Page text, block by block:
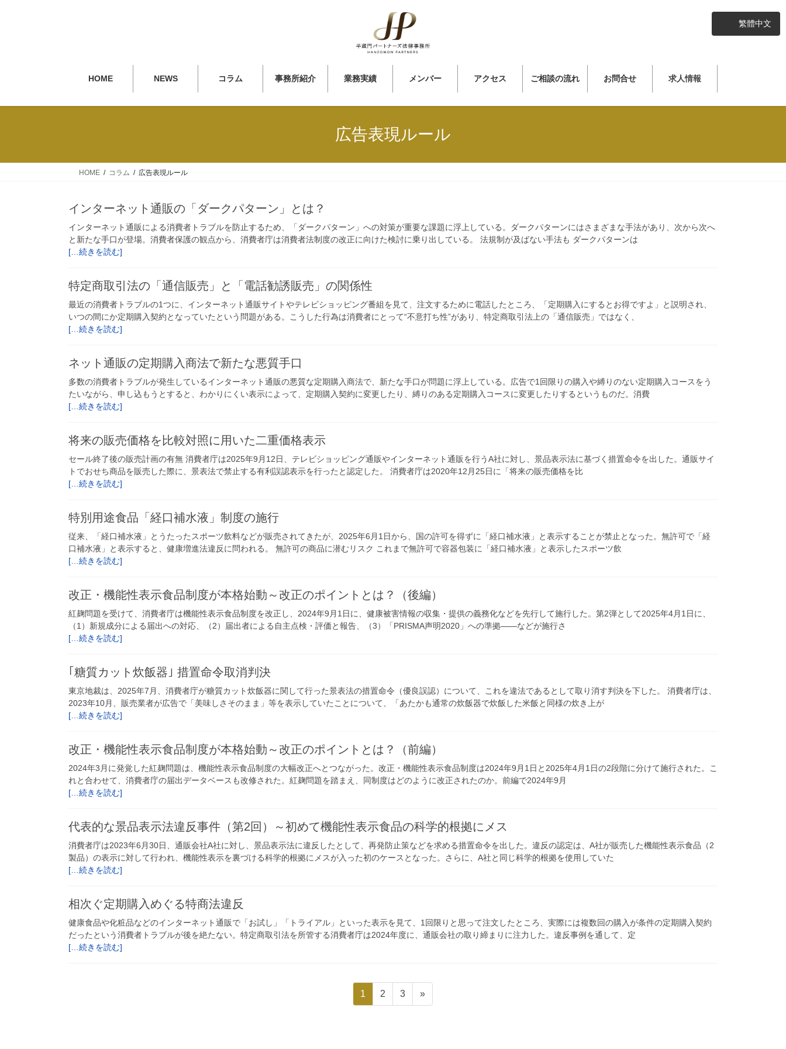
HOME NEWS コラム 事務所紹介 業務実績 メンバー アクセス ご相談の流れ お問合せ 求人情報
広告表現ルール
HOME コラム 広告表現ルール
インターネット通販の「ダークパターン」とは？
インターネット通販による消費者トラブルを防止するため、「ダークパターン」への対策が重要な課題に浮上している。ダークパターンにはさまざまな手法があり、次から次へ
と新たな手口が登場。消費者保護の観点から、消費者庁は消費者法制度の改正に向けた検討に乗り出している。 法規制が及ばない手法も ダークパターンは
[…続きを読む]
特定商取引法の「通信販売」と「電話勧誘販売」の関係性
最近の消費者トラブルの1つに、インターネット通販サイトやテレビショッピング番組を見て、注文するために電話したところ、「定期購入にするとお得ですよ」と説明され、
いつの間にか定期購入契約となっていたという問題がある。こうした行為は消費者にとって“不意打ち性”があり、特定商取引法上の「通信販売」ではなく、
[…続きを読む]
ネット通販の定期購入商法で新たな悪質手口
多数の消費者トラブルが発生しているインターネット通販の悪質な定期購入商法で、新たな手口が問題に浮上している。広告で1回限りの購入や縛りのない定期購入コースをう
たいながら、申し込もうとすると、わかりにくい表示によって、定期購入契約に変更したり、縛りのある定期購入コースに変更したりするというものだ。消費
[…続きを読む]
将来の販売価格を比較対照に用いた二重価格表示
セール終了後の販売計画の有無 消費者庁は2025年9月12日、テレビショッピング通販やインターネット通販を行うA社に対し、景品表示法に基づく措置命令を出した。通販サイ
トでおせち商品を販売した際に、景表法で禁止する有利誤認表示を行ったと認定した。 消費者庁は2020年12月25日に「将来の販売価格を比
[…続きを読む]
特別用途食品「経口補水液」制度の施行
従来、「経口補水液」とうたったスポーツ飲料などが販売されてきたが、2025年6月1日から、国の許可を得ずに「経口補水液」と表示することが禁止となった。無許可で「経
口補水液」と表示すると、健康増進法違反に問われる。 無許可の商品に潜むリスク これまで無許可で容器包装に「経口補水液」と表示したスポーツ飲
[…続きを読む]
改正・機能性表示食品制度が本格始動～改正のポイントとは？（後編）
紅麹問題を受けて、消費者庁は機能性表示食品制度を改正し、2024年9月1日に、健康被害情報の収集・提供の義務化などを先行して施行した。第2弾として2025年4月1日に、
（1）新規成分による届出への対応、（2）届出者による自主点検・評価と報告、（3）「PRISMA声明2020」への準拠――などが施行さ
[…続きを読む]
｢糖質カット炊飯器｣ 措置命令取消判決
東京地裁は、2025年7月、消費者庁が糖質カット炊飯器に関して行った景表法の措置命令（優良誤認）について、これを違法であるとして取り消す判決を下した。 消費者庁は、
2023年10月、販売業者が広告で「美味しさそのまま」等を表示していたことについて、「あたかも通常の炊飯器で炊飯した米飯と同様の炊き上が
[…続きを読む]
改正・機能性表示食品制度が本格始動～改正のポイントとは？（前編）
2024年3月に発覚した紅麹問題は、機能性表示食品制度の大幅改正へとつながった。改正・機能性表示食品制度は2024年9月1日と2025年4月1日の2段階に分けて施行された。こ
れと合わせて、消費者庁の届出データベースも改修された。紅麹問題を踏まえ、同制度はどのように改正されたのか。前編で2024年9月
[…続きを読む]
代表的な景品表示法違反事件（第2回）～初めて機能性表示食品の科学的根拠にメス
消費者庁は2023年6月30日、通販会社A社に対し、景品表示法に違反したとして、再発防止策などを求める措置命令を出した。違反の認定は、A社が販売した機能性表示食品（2
製品）の表示に対して行われ、機能性表示を裏づける科学的根拠にメスが入った初のケースとなった。さらに、A社と同じ科学的根拠を使用していた
[…続きを読む]
相次ぐ定期購入めぐる特商法違反
健康食品や化粧品などのインターネット通販で「お試し」「トライアル」といった表示を見て、1回限りと思って注文したところ、実際には複数回の購入が条件の定期購入契約
だったという消費者トラブルが後を絶たない。特定商取引法を所管する消費者庁は2024年度に、通販会社の取り締まりに注力した。違反事例を通して、定
[…続きを読む]
1 2 3 »
繁體中文